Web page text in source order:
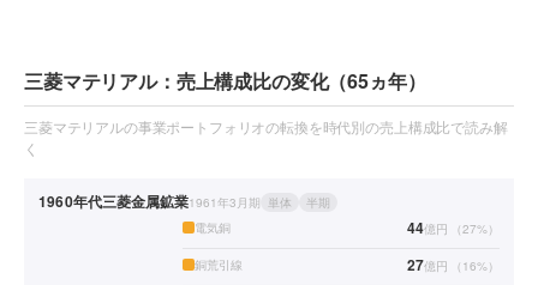
三菱マテリアル：売上構成比の変化（65ヵ年）
三菱マテリアルの事業ポートフォリオの転換を時代別の売上構成比で読み解
く
1960年代三菱金属鉱業1961年3月期 単体
半期
電気銅
44億円 （27%）
銅荒引線 27億円 （ 16%）